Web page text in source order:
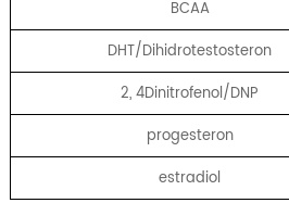
BCAA
DHT/Dihidrotestosteron
2, 4Dinitrofenol/DNP
progesteron
estradiol